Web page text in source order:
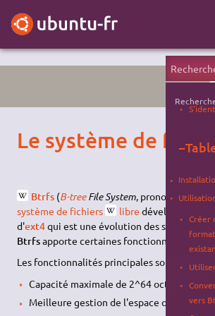
Le système de
Btrfs(B-treeFile System, prononcé "Butter
système de fichiers
libre développé par
d'ext4qui est une évolution des systèmes
Btrfsapporte certaines fonctionnalités
Les fonctionnalités principales sont les
Capacité maximale de 2^64 octets == 16
Meilleure gestion de l'espace occupé par
−
Créer
vers